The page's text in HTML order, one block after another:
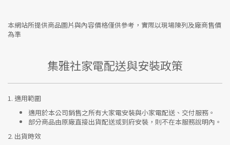
本網站所提供商品圖片與內容價格僅供參考，實際以現場陳列及廠商售價
為準
集雅社家電配送與安裝政策
1. 適用範圍
適用於本公司銷售之所有大家電安裝與小家電配送、交付服務。
部分商品由原廠直接出貨配送或到府安裝，則不在本服務說明內。
2. 出貨時效